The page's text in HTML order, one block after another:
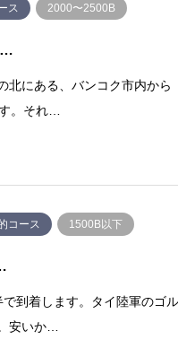
ス 2000〜2500B
…
北にある、バンコク市内から
。それ…
コース 1500B以下
到着します。タイ陸軍のゴ
安いか…